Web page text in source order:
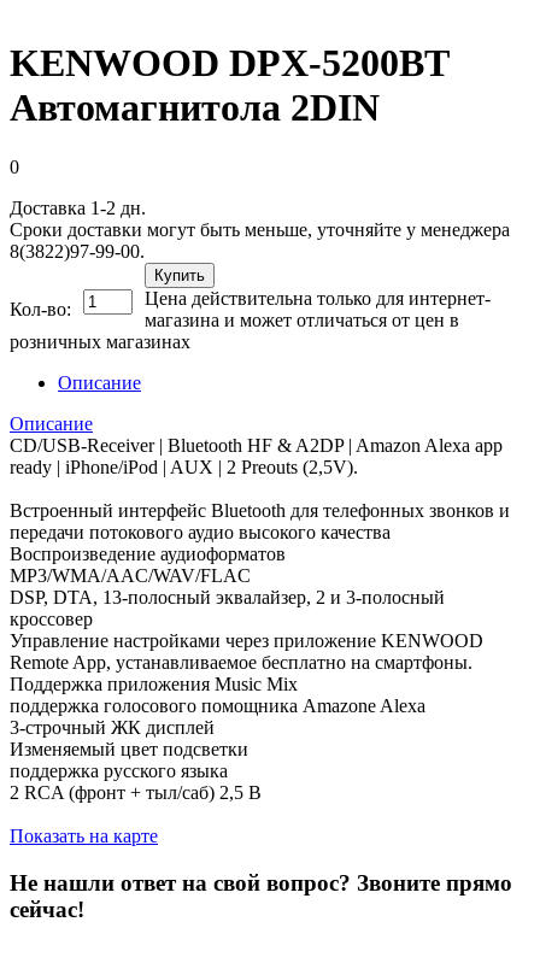
KENWOOD DPX-5200BT
Автомагнитола 2DIN
0
Доставка 1-2 дн.
Сроки доставки могут быть меньше, уточняйте у менеджера
8(3822)97-99-00.
Кол-во:
Купить
Цена действительна только для интернет-
магазина и может отличаться от цен в
розничных магазинах
Описание
Описание
CD/USB-Receiver | Bluetooth HF & A2DP | Amazon Alexa app
ready | iPhone/iPod | AUX | 2 Preouts (2,5V).
Встроенный интерфейс Bluetooth для телефонных звонков и
передачи потокового аудио высокого качества
Воспроизведение аудиоформатов
MP3/WMA/AAC/WAV/FLAC
DSP, DTA, 13-полосный эквалайзер, 2 и 3-полосный
кроссовер
Управление настройками через приложение KENWOOD
Remote App, устанавливаемое бесплатно на смартфоны.
Поддержка приложения Music Mix
поддержка голосового помощника Amazone Alexa
3-строчный ЖК дисплей
Изменяемый цвет подсветки
поддержка русского языка
2 RCA (фронт + тыл/саб) 2,5 В
Показать на карте
Не нашли ответ на свой вопрос? Звоните прямо
сейчас!